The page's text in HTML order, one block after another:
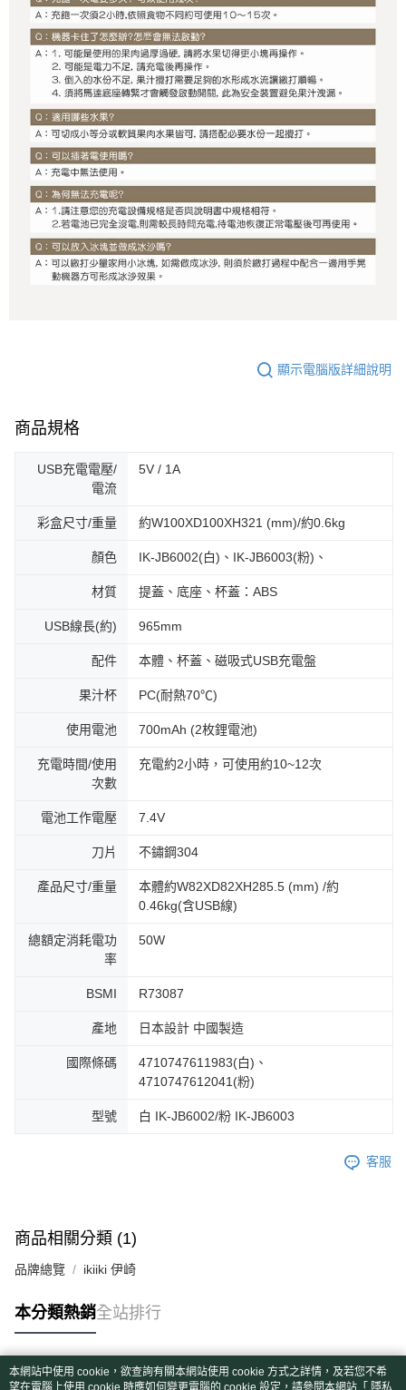
顯示電腦版詳細說明
商品規格
USB充電電壓/
電流
5V / 1A
彩盒尺寸/重量 約W100XD100XH321 (mm)/約0.6kg
顏色 IK-JB6002(白)、IK-JB6003(粉)、
材質 提蓋、底座、杯蓋：ABS
USB線長(約) 965mm
配件 本體、杯蓋、磁吸式USB充電盤
果汁杯 PC(耐熱70℃)
使用電池 700mAh (2枚鋰電池)
充電時間/使用
次數
充電約2小時，可使用約10~12次
電池工作電壓 7.4V
刀片 不鏽鋼304
產品尺寸/重量
本體約W82XD82XH285.5 (mm) /約
0.46kg(含USB線)
總額定消耗電功
率
50W
BSMI R73087
產地 日本設計 中國製造
國際條碼
4710747611983(白)、
4710747612041(粉)
型號 白 IK-JB6002/粉 IK-JB6003
客服
商品相關分類 (1)
品牌總覽 ikiiki 伊崎
本分類熱銷全站排行
熱門標籤
本網站中使用 cookie，欲查詢有關本網站使用 cookie 方式之詳情，及若您不希
望在電腦上使用 cookie 時應如何變更電腦的 cookie 設定，請參閱本網站「 隱私